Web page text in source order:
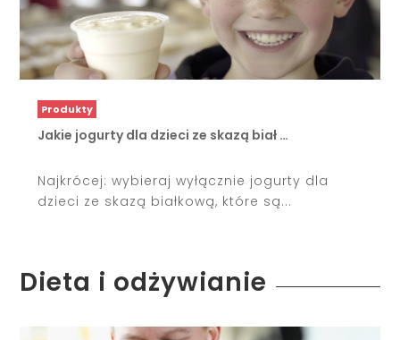
Produkty
Jakie jogurty dla dzieci ze skazą biał …
Najkrócej: wybieraj wyłącznie jogurty dla
dzieci ze skazą białkową, które są...
Dieta i odżywianie